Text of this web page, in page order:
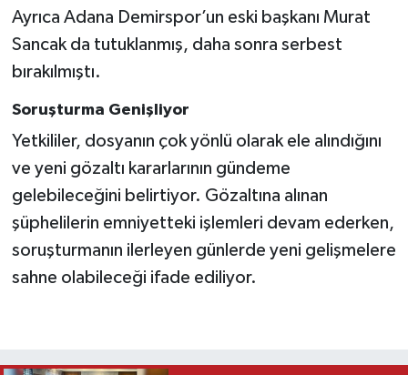
Ayrıca Adana Demirspor’un eski başkanı Murat
Sancak da tutuklanmış, daha sonra serbest
bırakılmıştı.
Soruşturma Genişliyor
Yetkililer, dosyanın çok yönlü olarak ele alındığını
ve yeni gözaltı kararlarının gündeme
gelebileceğini belirtiyor. Gözaltına alınan
şüphelilerin emniyetteki işlemleri devam ederken,
soruşturmanın ilerleyen günlerde yeni gelişmelere
sahne olabileceği ifade ediliyor.